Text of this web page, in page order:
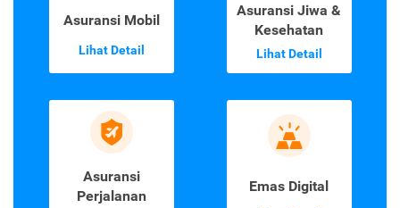
Asuransi Mobil
Lihat Detail
Asuransi Jiwa &
Kesehatan
Lihat Detail
Asuransi
Perjalanan
Emas Digital